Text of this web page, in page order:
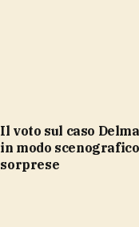
Il voto sul caso Delmastro si chiude
in modo
sorprese